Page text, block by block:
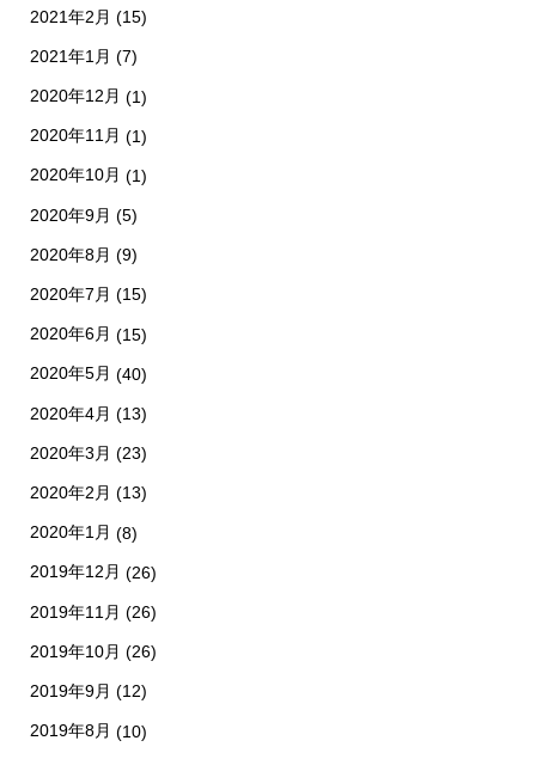
2021年2月 (15)
2021年1月 (7)
2020年12月 (1)
2020年11月 (1)
2020年10月 (1)
2020年9月 (5)
2020年8月 (9)
2020年7月 (15)
2020年6月 (15)
2020年5月 (40)
2020年4月 (13)
2020年3月 (23)
2020年2月 (13)
2020年1月 (8)
2019年12月 (26)
2019年11月 (26)
2019年10月 (26)
2019年9月 (12)
2019年8月 (10)